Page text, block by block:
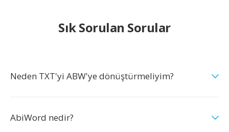
Sık Sorulan Sorular
Neden TXT'yi ABW'ye dönüştürmeliyim?
AbiWord nedir?